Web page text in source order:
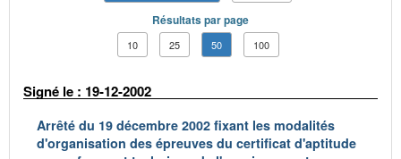
Résultats par page
10 25 50 100
Signé le : 19-12-2002
Arrêté du 19 décembre 2002 fixant les modalités
d'organisation des épreuves du certificat d'aptitude